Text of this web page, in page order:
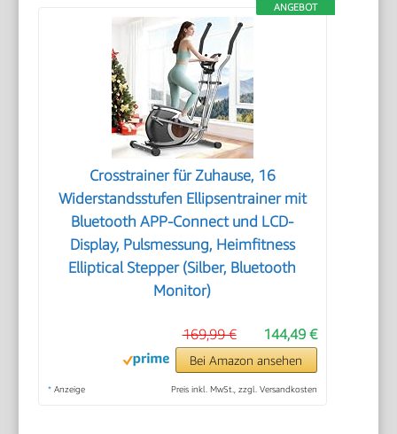
ANGEBOT
Crosstrainer für Zuhause, 16
Widerstandsstufen Ellipsentrainer mit
Bluetooth APP-Connect und LCD-
Display, Pulsmessung, Heimfitness
Elliptical Stepper (Silber, Bluetooth
Monitor)
144,49 €
169,99 €
Bei Amazon ansehen
* Anzeige Preis inkl. MwSt., zzgl. Versandkosten